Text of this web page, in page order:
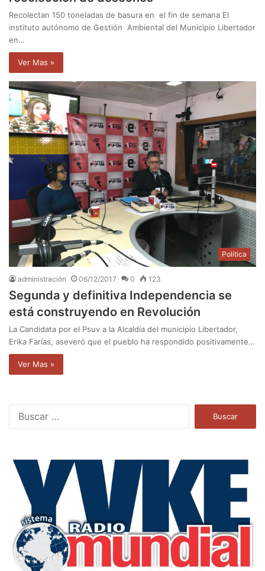
Recolectan 150 toneladas de basura en el fin de semana El
instituto autónomo de Gestión Ambiental del Municipio Libertador
en…
Ver Mas »
Política
administración 06/12/2017 0 123
Segunda y definitiva Independencia se
está construyendo en Revolución
La Candidata por el Psuv a la Alcaldía del municipio Libertador,
Erika Farías, aseveró que el pueblo ha respondido positivamente…
Ver Mas »
a